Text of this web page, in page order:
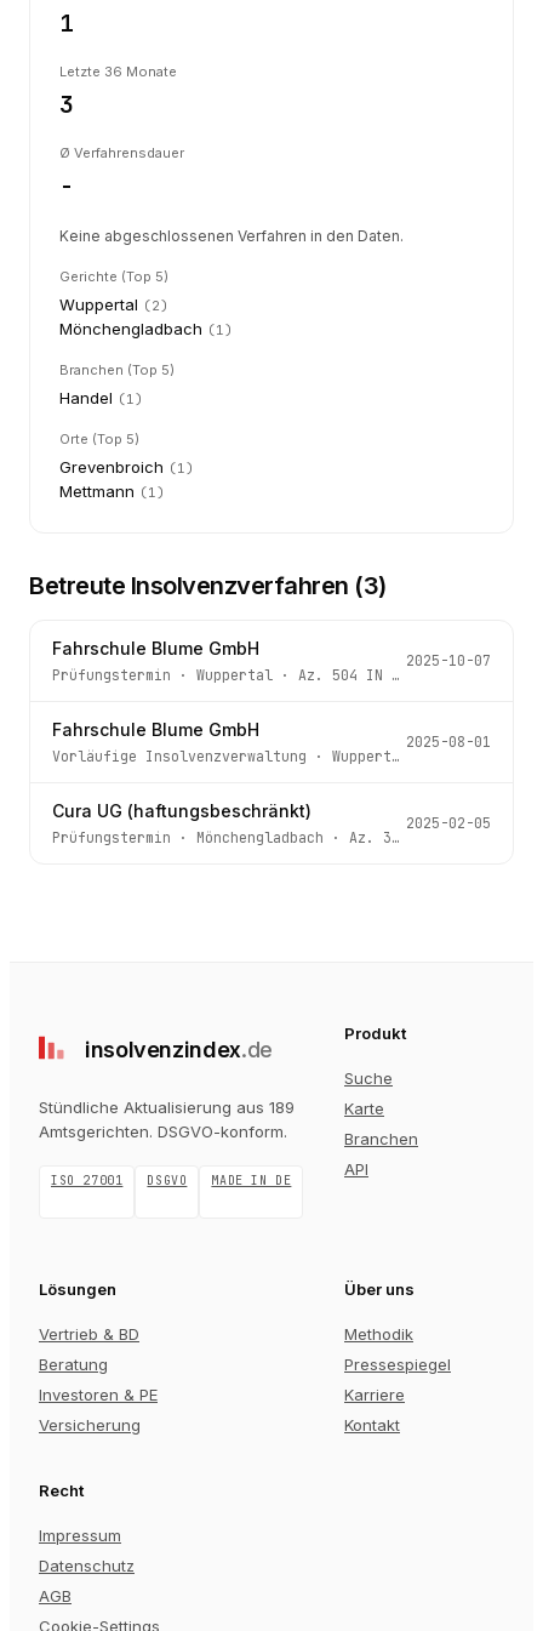
1
Letzte 36 Monate
3
Ø Verfahrensdauer
-
Keine abgeschlossenen Verfahren in den Daten.
Gerichte (Top 5)
Wuppertal (2)
Mönchengladbach (1)
Branchen (Top 5)
Handel (1)
Orte (Top 5)
Grevenbroich (1)
Mettmann (1)
Betreute Insolvenzverfahren (3)
Fahrschule Blume GmbH
Prüfungstermin · Wuppertal · Az. 504 IN 123/25
2025-10-07
Fahrschule Blume GmbH
Vorläufige Insolvenzverwaltung · Wuppertal
2025-08-01
Cura UG (haftungsbeschränkt)
Prüfungstermin · Mönchengladbach · Az. 32 IN 101/24
2025-02-05
insolvenzindex.de
Stündliche Aktualisierung aus 189
Amtsgerichten. DSGVO-konform.
ISO 27001 DSGVO MADE IN DE
Produkt
Suche
Karte
Branchen
API
Lösungen
Vertrieb & BD
Beratung
Investoren & PE
Versicherung
Über uns
Methodik
Pressespiegel
Karriere
Kontakt
Recht
Impressum
Datenschutz
AGB
Cookie-Settings